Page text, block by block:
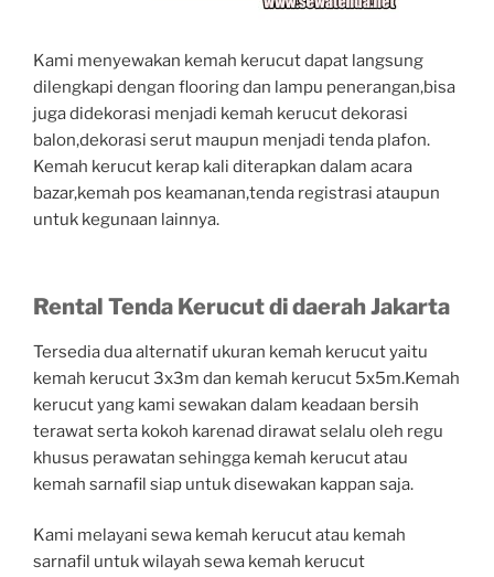
Kami menyewakan kemah kerucut dapat langsung
dilengkapi dengan flooring dan lampu penerangan,bisa
juga didekorasi menjadi kemah kerucut dekorasi
balon,dekorasi serut maupun menjadi tenda plafon.
Kemah kerucut kerap kali diterapkan dalam acara
bazar,kemah pos keamanan,tenda registrasi ataupun
untuk kegunaan lainnya.
Rental Tenda Kerucut di daerah Jakarta
Tersedia dua alternatif ukuran kemah kerucut yaitu
kemah kerucut 3x3m dan kemah kerucut 5x5m.Kemah
kerucut yang kami sewakan dalam keadaan bersih
terawat serta kokoh karenad dirawat selalu oleh regu
khusus perawatan sehingga kemah kerucut atau
kemah sarnafil siap untuk disewakan kappan saja.
Kami melayani sewa kemah kerucut atau kemah
sarnafil untuk wilayah sewa kemah kerucut